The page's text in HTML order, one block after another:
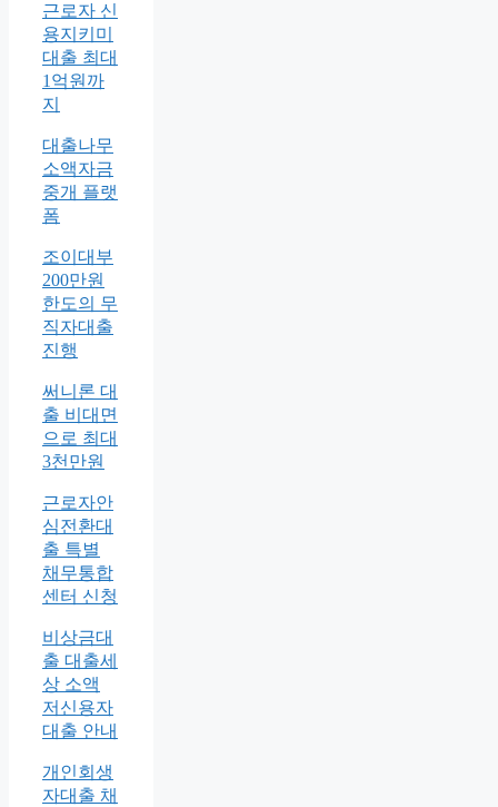
근로자 신
용지키미
대출 최대
1억원까
지
대출나무
소액자금
중개 플랫
폼
조이대부
200만원
한도의 무
직자대출
진행
써니론 대
출 비대면
으로 최대
3천만원
근로자안
심전환대
출 특별
채무통합
센터 신청
비상금대
출 대출세
상 소액
저신용자
대출 안내
개인회생
자대출 채